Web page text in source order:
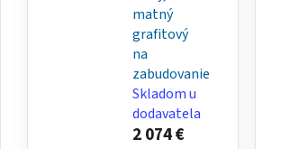
matný
grafitový
na
zabudovanie
Skladom u
dodavatela
2 074 €